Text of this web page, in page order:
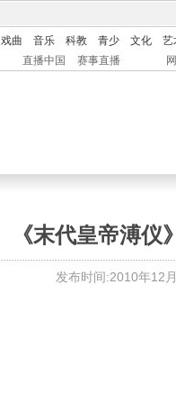
戏曲 音乐 科教 青少 文化 艺
直播中国 赛事直播
《末代皇帝溥仪
发布时间:2010年12